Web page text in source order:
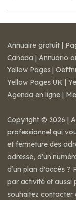
Annuaire gratuit |
Canada | Annuario
Yellow Pages |
Yellow Pages UK |
Agenda en ligne |
Copyright © 2026 |
professionnel qui
et fermeture des
adresse, d'un
d’un plan d'accès ?
par activité et aussi
souhaitez contacter